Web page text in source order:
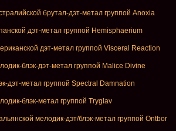
брутал-дэт-метал группой Anoxia
дэт-метал группой Hemisphaerium
дэт-метал группой Visceral Reaction
блэк-дэт-метал группой Malice Divine
дэт-метал группой Spectral Damnation
блэк-метал группой Tryglav
мелодик-дэт/блэк-метал группой Ontbor